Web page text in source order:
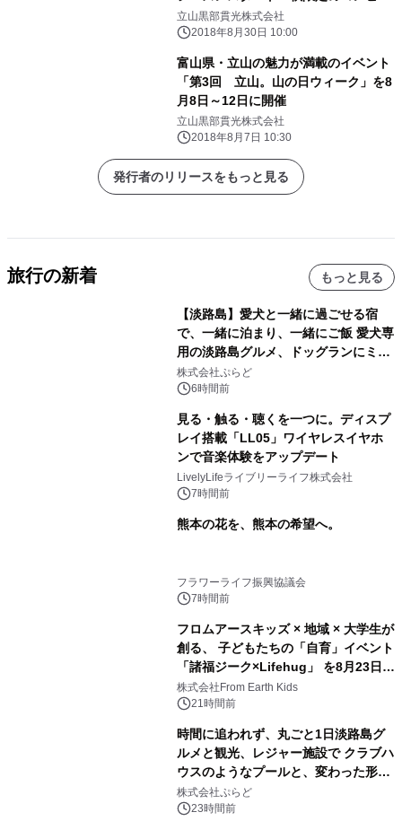
チケットを販売
立山黒部貫光株式会社
2018年8月30日 10:00
富山県・立山の魅力が満載のイベント
「第3回 立山。山の日ウィーク」を8
月8日～12日に開催
立山黒部貫光株式会社
2018年8月7日 10:30
発行者のリリースをもっと見る
旅行の新着 もっと見る
【淡路島】愛犬と一緒に過ごせる宿
で、一緒に泊まり、一緒にご飯 愛犬専
用の淡路島グルメ、ドッグランにミニ
プール グランピングとトレーラーハウ
スの2施設で
株式会社ぷらど
6時間前
見る・触る・聴くを一つに。ディスプ
レイ搭載「LL05」ワイヤレスイヤホ
ンで音楽体験をアップデート
LivelyLifeライブリーライフ株式会社
7時間前
熊本の花を、熊本の希望へ。
フラワーライフ振興協議会
7時間前
フロムアースキッズ × 地域 × 大学生が
創る、 子どもたちの「自育」イベント
「諸福ジーク×Lifehug」 を8月23日
(日)開催
株式会社From Earth Kids
21時間前
時間に追われず、丸ごと1日淡路島グ
ルメと観光、レジャー施設で クラブハ
ウスのようなプールと、変わった形の
サウナも 「THE BOXY AWAJI」のお
得な素泊まり連泊プランで
株式会社ぷらど
23時間前